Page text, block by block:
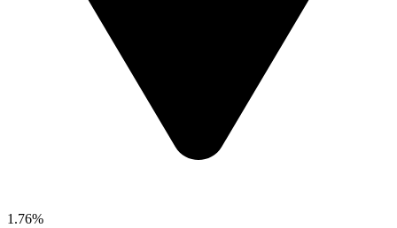
1.76%